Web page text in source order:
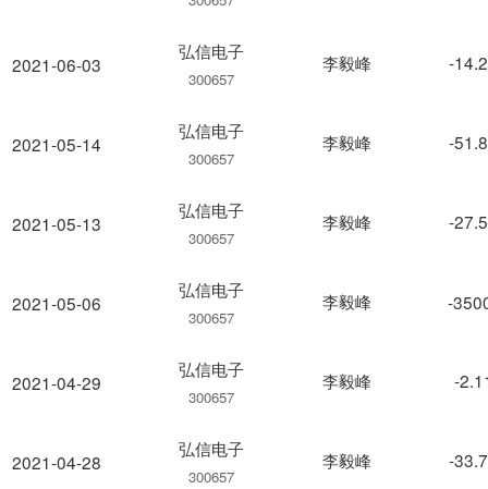
2021-06-03
2021-05-14
2021-05-13
2021-05-06
2021-04-29
2021-04-28
弘信电子
300657
李毅峰 -
弘信电子
300657
李毅峰 -
弘信电子
300657
李毅峰 -
弘信电子
300657
李毅峰 -
弘信电子
300657
李毅峰 -
弘信电子
300657
李毅峰 -